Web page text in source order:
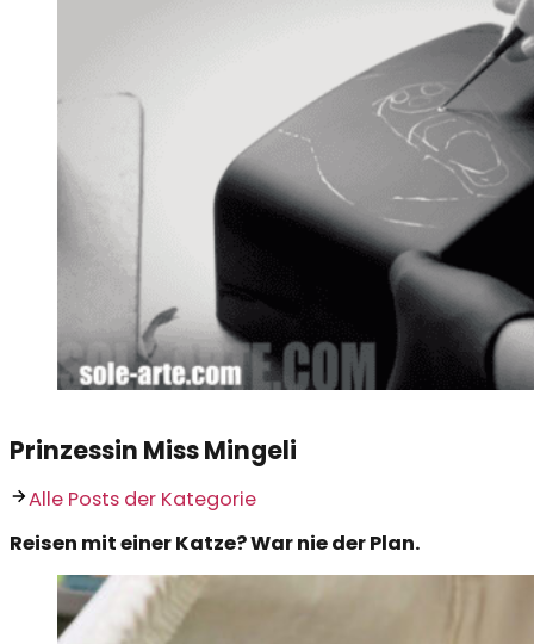
Prinzessin Miss Mingeli
Alle Posts der Kategorie
Reisen mit einer Katze? War nie der Plan.